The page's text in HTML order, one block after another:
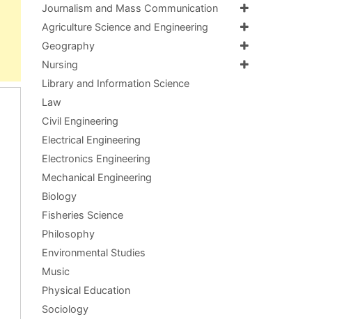
Journalism and Mass Communication
Agriculture Science and Engineering
Geography
Nursing
Library and Information Science
Law
Civil Engineering
Electrical Engineering
Electronics Engineering
Mechanical Engineering
Biology
Fisheries Science
Philosophy
Environmental Studies
Music
Physical Education
Sociology